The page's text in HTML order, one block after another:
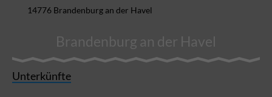
14776 Brandenburg an der Havel
Brandenburg an der Havel
Unterkünfte